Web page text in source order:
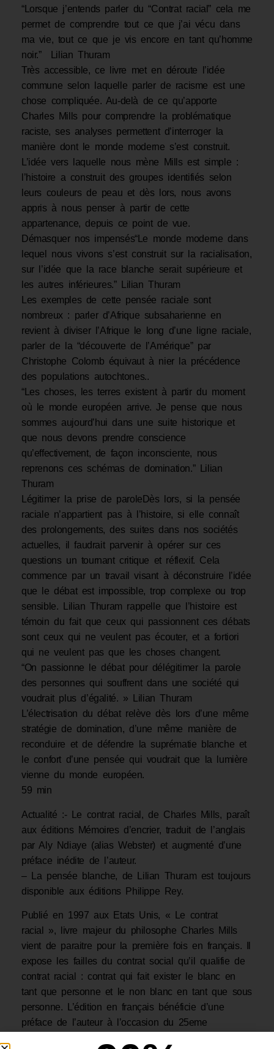
“Lorsque j’entends parler du “Contrat racial” cela me
permet de comprendre tout ce que j’ai vécu dans
ma vie, tout ce que je vis encore en tant qu’homme
noir.” Lilian Thuram
Très accessible, ce livre met en déroute l’idée
commune selon laquelle parler de racisme est une
chose compliquée. Au-delà de ce qu’apporte
Charles Mills pour comprendre la problématique
raciste, ses analyses permettent d’interroger la
manière dont le monde moderne s’est construit.
L’idée vers laquelle nous mène Mills est simple :
l’histoire a construit des groupes identifiés selon
leurs couleurs de peau et dès lors, nous avons
appris à nous penser à partir de cette
appartenance, depuis ce point de vue.
Démasquer nos impensés“Le monde moderne dans
lequel nous vivons s’est construit sur la racialisation,
sur l’idée que la race blanche serait supérieure et
les autres inférieures.” Lilian Thuram
Les exemples de cette pensée raciale sont
nombreux : parler d’Afrique subsaharienne en
revient à diviser l’Afrique le long d’une ligne raciale,
parler de la “découverte de l’Amérique” par
Christophe Colomb équivaut à nier la précédence
des populations autochtones..
“Les choses, les terres existent à partir du moment
où le monde européen arrive. Je pense que nous
sommes aujourd’hui dans une suite historique et
que nous devons prendre conscience
qu’effectivement, de façon inconsciente, nous
reprenons ces schémas de domination.” Lilian
Thuram
Légitimer la prise de paroleDès lors, si la pensée
raciale n’appartient pas à l’histoire, si elle connaît
des prolongements, des suites dans nos sociétés
actuelles, il faudrait parvenir à opérer sur ces
questions un tournant critique et réflexif. Cela
commence par un travail visant à déconstruire l’idée
que le débat est impossible, trop complexe ou trop
sensible. Lilian Thuram rappelle que l’histoire est
témoin du fait que ceux qui passionnent ces débats
sont ceux qui ne veulent pas écouter, et a fortiori
qui ne veulent pas que les choses changent.
“On passionne le débat pour délégitimer la parole
des personnes qui souffrent dans une société qui
voudrait plus d’égalité. » Lilian Thuram
L’électrisation du débat relève dès lors d’une même
stratégie de domination, d’une même manière de
reconduire et de défendre la suprématie blanche et
le confort d’une pensée qui voudrait que la lumière
vienne du monde européen.
59 min
Actualité :- Le contrat racial, de Charles Mills, paraît
aux éditions Mémoires d’encrier, traduit de l’anglais
par Aly Ndiaye (alias Webster) et augmenté d’une
préface inédite de l’auteur.
– La pensée blanche, de Lilian Thuram est toujours
disponible aux éditions Philippe Rey.
Publié en 1997 aux Etats Unis, « Le contrat
racial », livre majeur du philosophe Charles Mills
vient de paraitre pour la première fois en français. Il
expose les failles du contrat social qu’il qualifie de
contrat racial : contrat qui fait exister le blanc en
tant que personne et le non blanc en tant que sous
personne. L’édition en français bénéficie d’une
préface de l’auteur à l’occasion du 25eme